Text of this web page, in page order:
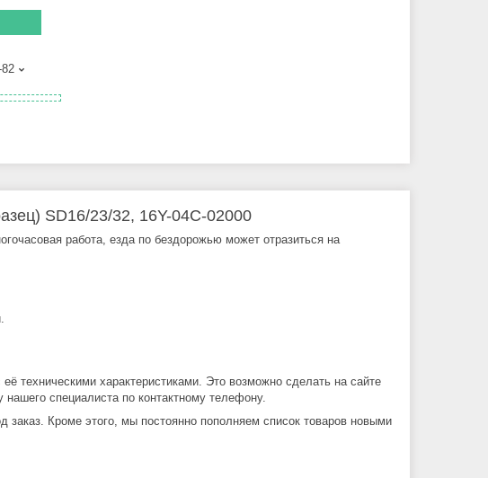
SD16/23/32, 16Y-04C-02000
работа, езда по бездорожью может отразиться на
техническими характеристиками. Это возможно сделать на сайте
специалиста по контактному телефону.
заказ. Кроме этого, мы постоянно пополняем список товаров новыми